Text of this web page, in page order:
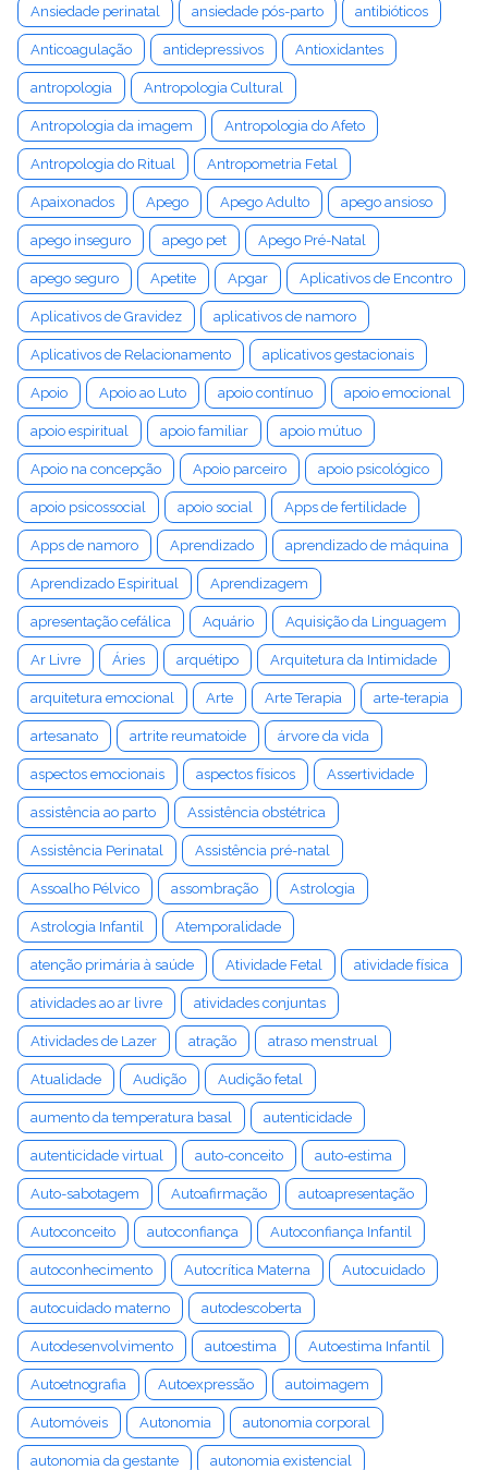
Ansiedade perinatal ansiedade pós-parto antibióticos
Anticoagulação antidepressivos Antioxidantes
antropologia Antropologia Cultural
Antropologia da imagem Antropologia do Afeto
Antropologia do Ritual Antropometria Fetal
Apaixonados Apego Apego Adulto apego ansioso
apego inseguro apego pet Apego Pré-Natal
apego seguro Apetite Apgar Aplicativos de Encontro
Aplicativos de Gravidez aplicativos de namoro
Aplicativos de Relacionamento aplicativos gestacionais
Apoio Apoio ao Luto apoio contínuo apoio emocional
apoio espiritual apoio familiar apoio mútuo
Apoio na concepção Apoio parceiro apoio psicológico
apoio psicossocial apoio social Apps de fertilidade
Apps de namoro Aprendizado aprendizado de máquina
Aprendizado Espiritual Aprendizagem
apresentação cefálica Aquário Aquisição da Linguagem
Ar Livre Áries arquétipo Arquitetura da Intimidade
arquitetura emocional Arte Arte Terapia arte-terapia
artesanato artrite reumatoide árvore da vida
aspectos emocionais aspectos físicos Assertividade
assistência ao parto Assistência obstétrica
Assistência Perinatal Assistência pré-natal
Assoalho Pélvico assombração Astrologia
Astrologia Infantil Atemporalidade
atenção primária à saúde Atividade Fetal atividade física
atividades ao ar livre atividades conjuntas
Atividades de Lazer atração atraso menstrual
Atualidade Audição Audição fetal
aumento da temperatura basal autenticidade
autenticidade virtual auto-conceito auto-estima
Auto-sabotagem Autoafirmação autoapresentação
Autoconceito autoconfiança Autoconfiança Infantil
autoconhecimento Autocrítica Materna Autocuidado
autocuidado materno autodescoberta
Autodesenvolvimento autoestima Autoestima Infantil
Autoetnografia Autoexpressão autoimagem
Automóveis Autonomia autonomia corporal
autonomia da gestante autonomia existencial